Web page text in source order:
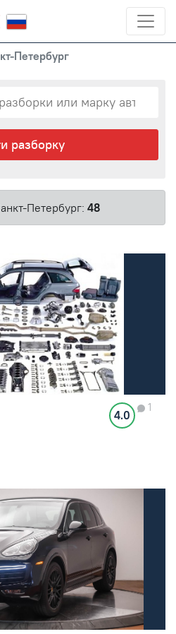
Петербург
разборку
Петербург: 48
4.0
1